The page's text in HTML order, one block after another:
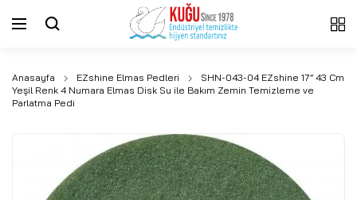
Anasayfa EZshine Elmas Pedleri
SHN-043-04 EZshine 17” 43 Cm
Yeşil Renk 4 Numara Elmas Disk Su ile Bakım Zemin Temizleme ve
Parlatma Pedi